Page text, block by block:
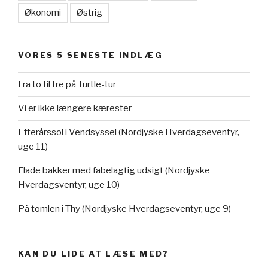
Økonomi Østrig
VORES 5 SENESTE INDLÆG
Fra to til tre på Turtle-tur
Vi er ikke længere kærester
Efterårssol i Vendsyssel (Nordjyske Hverdagseventyr,
uge 11)
Flade bakker med fabelagtig udsigt (Nordjyske
Hverdagsventyr, uge 10)
På tomlen i Thy (Nordjyske Hverdagseventyr, uge 9)
KAN DU LIDE AT LÆSE MED?